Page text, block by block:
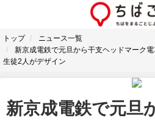
トップ
ニュース一覧
新京成電鉄で元旦から干支ヘッドマーク
生徒2人がデザイン
新京成電鉄で元旦